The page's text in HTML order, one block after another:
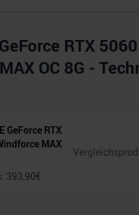
RTX
OC 8G -
GeForce RTX
MAX
393,90€